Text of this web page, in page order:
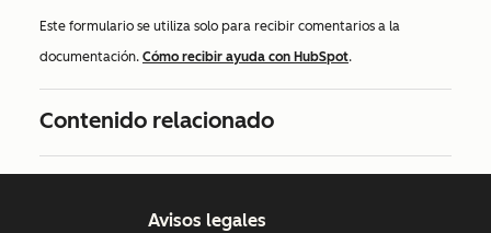
Este formulario se utiliza solo para recibir comentarios a la
documentación. Cómo recibir ayuda con HubSpot.
Contenido relacionado
Avisos legales